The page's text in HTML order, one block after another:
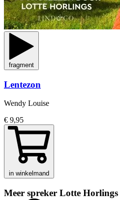
fragment
Lentezon
Wendy Louise
€ 9,95
in winkelmand
Meer spreker Lotte Horlings